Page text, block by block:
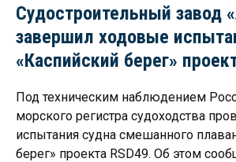
Судостроительный завод
завершил ходовые
«Каспийский берег»
Под техническим наблюдением
морского регистра судоходства
испытания судна смешанного
берег» проекта RSD49. Об этом